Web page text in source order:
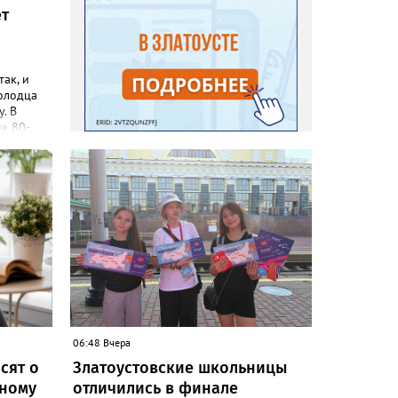
и
В
80-
в
будут.
о
06:48 Вчера
Златоустовские школьницы
отличились в финале